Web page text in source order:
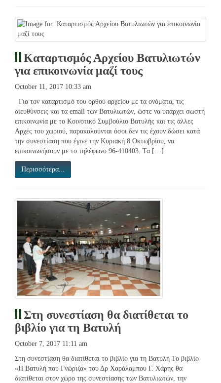
Καταρτισμός Αρχείου Βατυλιωτών
για επικοινωνία μαζί τους
October 11, 2017 10:33 am
Για τον καταρτισμό του ορθού αρχείου με τα ονόματα, τις
διευθύνσεις και τα email των Βατυλιωτών, ώστε να υπάρχει σωστή
επικοινωνία με το Κοινοτικό Συμβούλιο Βατυλής και τις άλλες
Αρχές του χωριού, παρακαλούνται όσοι δεν τις έχουν δώσει κατά
την συνεστίαση που έγινε την Κυριακή 8 Οκτωβρίου, να
επικοινωνήσουν με το τηλέφωνο 96-410403. Τα […]
Περισσότερα...
Στη συνεστίαση θα διατίθεται το
βιβλίο για τη Βατυλή
October 7, 2017 11:11 am
Στη συνεστίαση θα διατίθεται το βιβλίο για τη Βατυλή Το βιβλίο
«Η Βατυλή που Γνώριζα» του Δρ Χαράλαμπου Γ. Χάρης θα
διατίθεται στον χώρο της συνεστίασης των Βατυλιωτών, την